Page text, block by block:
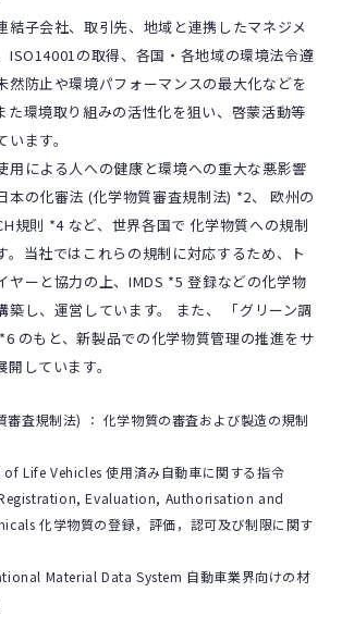
結子会社、取引先、地域と連携したマネジメ
ISO14001の取得、各国・各地域の環境法令遵
然防止や環境パフォーマンスの最大化などを
た環境取り組みの活性化を狙い、啓蒙活動等
ます。
用による人への健康と環境への重大な悪影響
本の化審法 (化学物質審査規制法) *2、 欧州の
規則 *4 など、世界各国で 化学物質への規制
。当社ではこれらの規制に対応するため、ト
ヤーと協力の上、IMDS *5 登録などの化学物
築し、運営しています。 また、 「グリーン調
のもと、新製品での化学物質管理の推進をサ
しています。
審査規制法) ： 化学物質の審査および製造の規制
Life Vehicles 使用済み自動車に関する指令
Registration, Evaluation, Authorisation and
化学物質の登録，評価，認可及び制限に関す
Material Data System 自動車業界向けの材